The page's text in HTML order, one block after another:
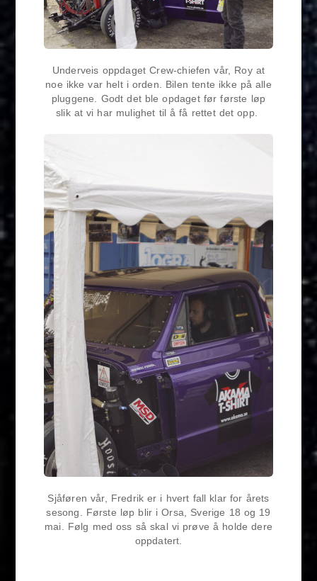
Underveis oppdaget Crew-chiefen vår, Roy at
noe ikke var helt i orden. Bilen tente ikke på alle
pluggene. Godt det ble opdaget før første løp
slik at vi har mulighet til å få rettet det opp.
Sjåføren vår, Fredrik er i hvert fall klar for årets
sesong. Første løp blir i Orsa, Sverige 18 og 19
mai. Følg med oss så skal vi prøve å holde dere
oppdatert.